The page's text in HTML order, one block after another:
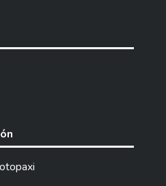
indirectos son los organismos
y demás interesados en
bibliográfica e
son el deductivo y analítico.
aplicó el alfa de Cronbach a
estadístico SPSS para